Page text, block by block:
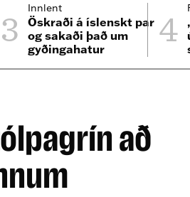
3 Innlent
Öskraði á íslenskt par
og sakaði það um
gyðingahatur
4
að